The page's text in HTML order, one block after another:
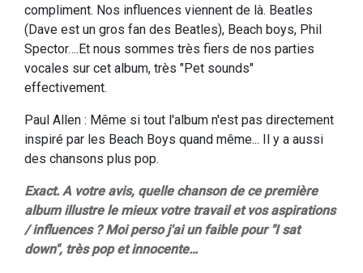
compliment. Nos influences viennent de là. Beatles
(Dave est un gros fan des Beatles), Beach boys, Phil
Spector….Et nous sommes très fiers de nos parties
vocales sur cet album, très "Pet sounds"
effectivement.
Paul Allen : Même si tout l'album n'est pas directement
inspiré par les Beach Boys quand même... Il y a aussi
des chansons plus pop.
Exact. A votre avis, quelle chanson de ce première
album illustre le mieux votre travail et vos aspirations
/ influences ? Moi perso j'ai un faible pour "I sat
down", très pop et innocente…